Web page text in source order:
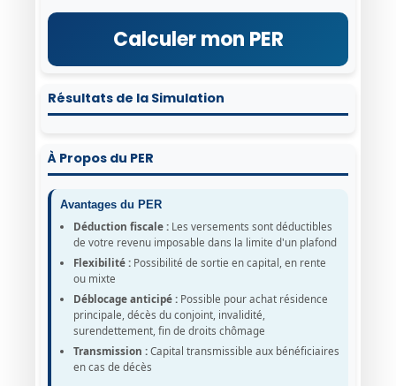
Calculer mon PER
Résultats de la Simulation
À Propos du PER
Avantages du PER
Déduction fiscale :Les versements sont déductibles
de votre revenu imposable dans la limite d'un plafond
Flexibilité :Possibilité de sortie en capital, en rente
ou mixte
Déblocage anticipé :Possible pour achat résidence
principale, décès du conjoint, invalidité,
surendettement, fin de droits chômage
Transmission :Capital transmissible aux bénéficiaires
en cas de décès